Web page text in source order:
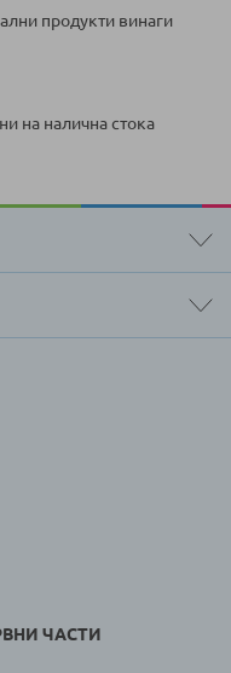
продукти винаги
на налична стока
ЧАСТИ